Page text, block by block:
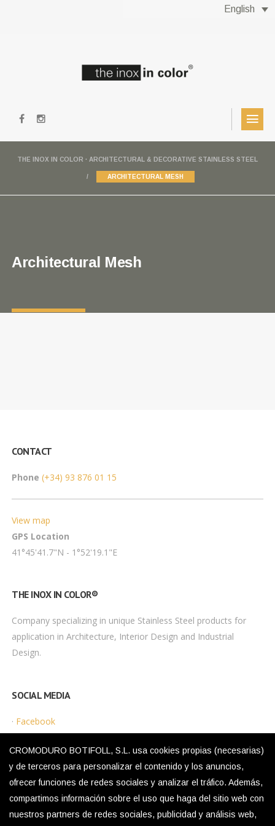
English
THE INOX IN COLOR · ARCHITECTURAL & DECORATIVE STAINLESS STEEL
ARCHITECTURAL MESH
Architectural Mesh
CONTACT
Phone (+34) 93 876 01 15
View map
GPS Location
41°45'41.7"N - 1°52'19.1"E
THE INOX IN COLOR®
Company specializing in unique Stainless Steel products for
application in Architecture, Interior Design and Industrial
Design.
SOCIAL MEDIA
· Facebook
·Instagram
·Privacy Policy
CROMODURO BOTIFOLL, S.L. usa cookies propias (necesarias)
y de terceros para personalizar el contenido y los anuncios,
ofrecer funciones de redes sociales y analizar el tráfico. Además,
compartimos información sobre el uso que haga del sitio web con
nuestros partners de redes sociales, publicidad y análisis web,